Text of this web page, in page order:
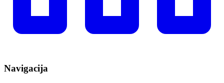
Navigacija